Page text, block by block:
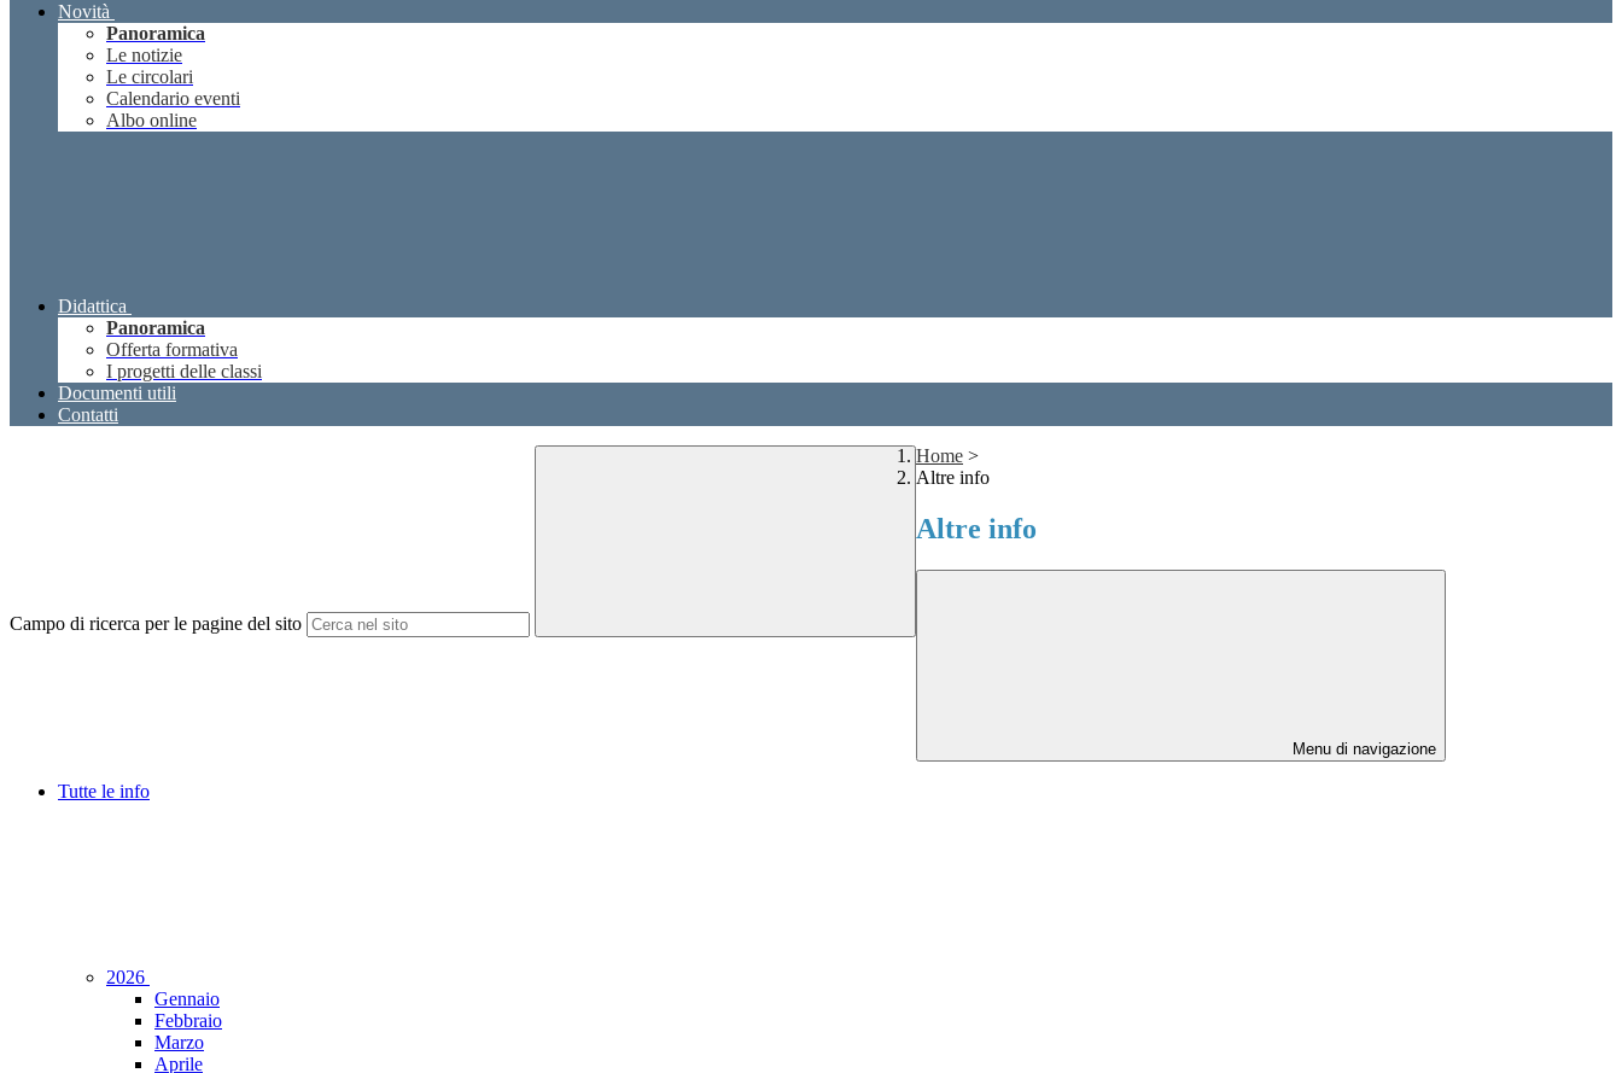
Novità
Panoramica
Le notizie
Le circolari
Calendario eventi
Albo online
Didattica
Panoramica
Offerta formativa
I progetti delle classi
Documenti utili
Contatti
Campo di ricerca per le pagine del sito
Home >
Altre info
Altre info
Menu di navigazione
Tutte le info
2026
Gennaio
Febbraio
Marzo
Aprile